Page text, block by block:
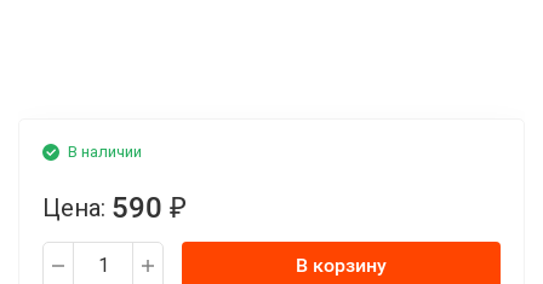
В наличии
Цена: 590 ₽
В корзину